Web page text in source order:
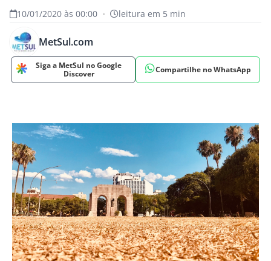
10/01/2020 às 00:00 • leitura em 5 min
MetSul.com
Siga a MetSul no Google
Discover
Compartilhe no WhatsApp